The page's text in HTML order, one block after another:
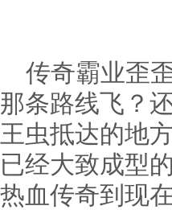
传奇霸业歪
那条路线飞？
王虫抵达的地
已经大致成型
热血传奇到现